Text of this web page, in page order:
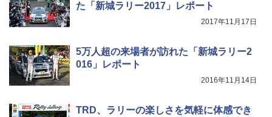
た「新城ラリー2017」レポート
2017年11月17日
5万人超の来場者が訪れた「新城ラリー2
016」レポート
2016年11月14日
TRD、ラリーの楽しさを気軽に体感でき